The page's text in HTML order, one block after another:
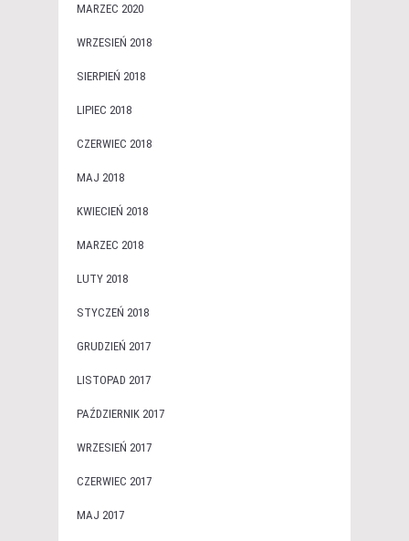
MARZEC 2020
WRZESIEŃ 2018
SIERPIEŃ 2018
LIPIEC 2018
CZERWIEC 2018
MAJ 2018
KWIECIEŃ 2018
MARZEC 2018
LUTY 2018
STYCZEŃ 2018
GRUDZIEŃ 2017
LISTOPAD 2017
PAŹDZIERNIK 2017
WRZESIEŃ 2017
CZERWIEC 2017
MAJ 2017